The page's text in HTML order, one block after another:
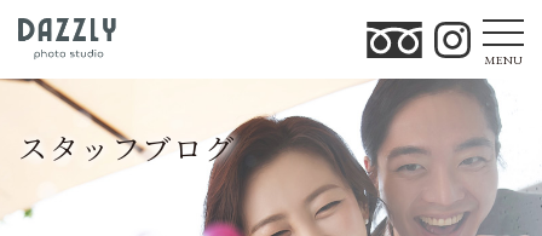
MENU
スタッフブログ